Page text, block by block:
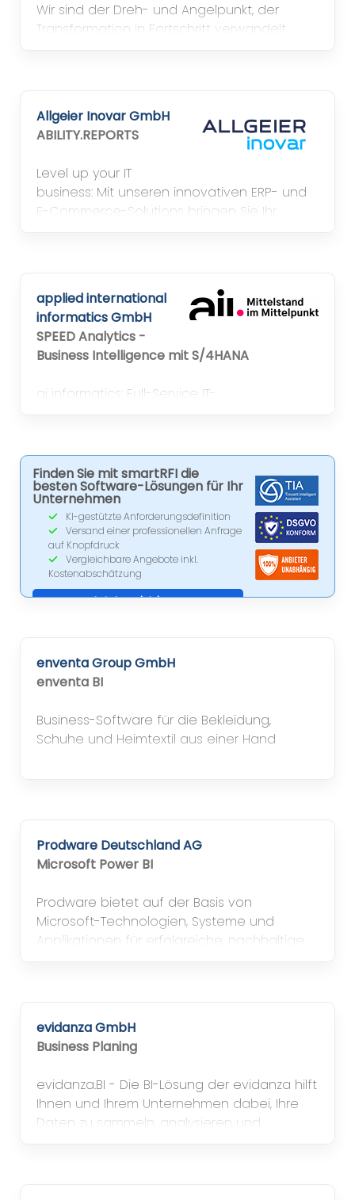
Wir sind der Dreh- und Angelpunkt, der
Transformation in Fortschritt verwandelt.
Allgeier Inovar GmbH
ABILITY.REPORTS
Level up your IT
business: Mit unseren innovativen ERP- und
E-Commerce-Solutions bringen Sie Ihr
applied international
informatics GmbH
SPEED Analytics -
Business Intelligence mit S/4HANA
ai informatics: Full-Service IT-
Finden Sie mit smartRFI die
besten Software-Lösungen für Ihr
Unternehmen
KI-gestützte Anforderungsdefinition
Versand einer professionellen Anfrage
auf Knopfdruck
Vergleichbare Angebote inkl.
Kostenabschätzung
Jetzt registrieren
enventa Group GmbH
enventa BI
Business-Software für die Bekleidung,
Schuhe und Heimtextil aus einer Hand
Prodware Deutschland AG
Microsoft Power BI
Prodware bietet auf der Basis von
Microsoft-Technologien, Systeme und
Applikationen für erfolgreiche, nachhaltige
evidanza GmbH
Business Planing
evidanza.BI - Die BI-Lösung der evidanza hilft
Ihnen und Ihrem Unternehmen dabei, Ihre
Daten zu sammeln, analysieren und